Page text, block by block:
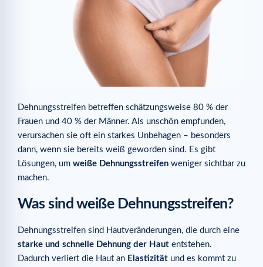
Dehnungsstreifen betreffen schätzungsweise 80 % der
Frauen und 40 % der Männer. Als unschön empfunden,
verursachen sie oft ein starkes Unbehagen – besonders
dann, wenn sie bereits weiß geworden sind. Es gibt
Lösungen, um weiße Dehnungsstreifen weniger sichtbar zu
machen.
Was sind weiße Dehnungsstreifen?
Dehnungsstreifen sind Hautveränderungen, die durch eine
starke und schnelle Dehnung der Haut entstehen.
Dadurch verliert die Haut an Elastizität und es kommt zu